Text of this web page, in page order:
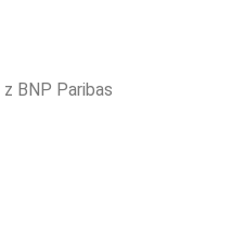
BNP Paribas